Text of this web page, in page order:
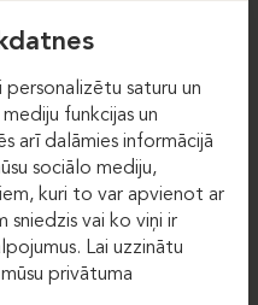
personalizētu saturu un
funkcijas un
arī dalāmies informācijā
sociālo mediju,
kuri to var apvienot ar
sniedzis vai ko viņi ir
Lai uzzinātu
privātuma